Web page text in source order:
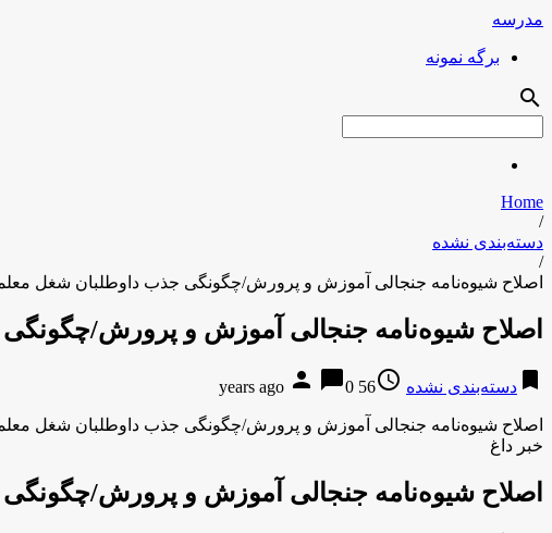
مدرسه
برگه نمونه
search
Home
/
دسته‌بندی نشده
/
اصلاح شیوه‌نامه جنجالی آموزش و پرورش/چگونگی جذب داوطلبان شغل
اصلاح شیوه‌نامه جنجالی آموزش و پرورش/
bookmark دسته‌بندی نشده access_time
56 years ago
person chat_bubble0
اصلاح شیوه‌نامه جنجالی آموزش و پرورش/چگونگی جذب داوطلبان شغل
خبر داغ
اصلاح شیوه‌نامه جنجالی آموزش و پرورش/